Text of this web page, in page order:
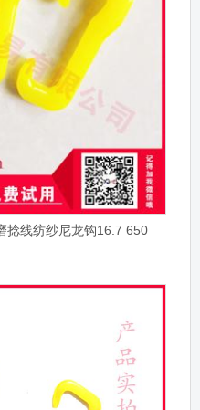
捻线纺纱尼龙钩16.7 650